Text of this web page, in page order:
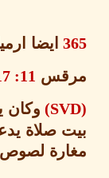
ايضا ارميا7: 11
11: 17
وكان يعلم
صلاة يدعى
لصوص».